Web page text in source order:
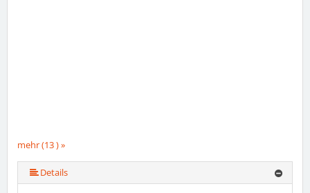
mehr (13 ) »
mehr (13 ) »
mehr (13 ) »
mehr (13 ) »
mehr (13 ) »
mehr (13 ) »
mehr (13 ) »
mehr (13 ) »
mehr (13 ) »
mehr (13 ) »
Details